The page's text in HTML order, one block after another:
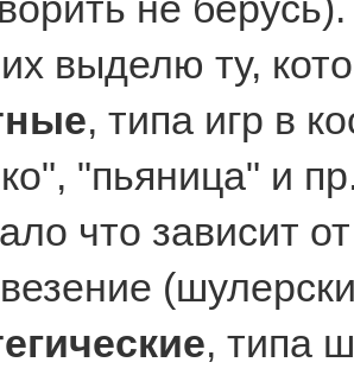
выделю ту,
, типа игр в
"пьяница" и
что зависит
, типа